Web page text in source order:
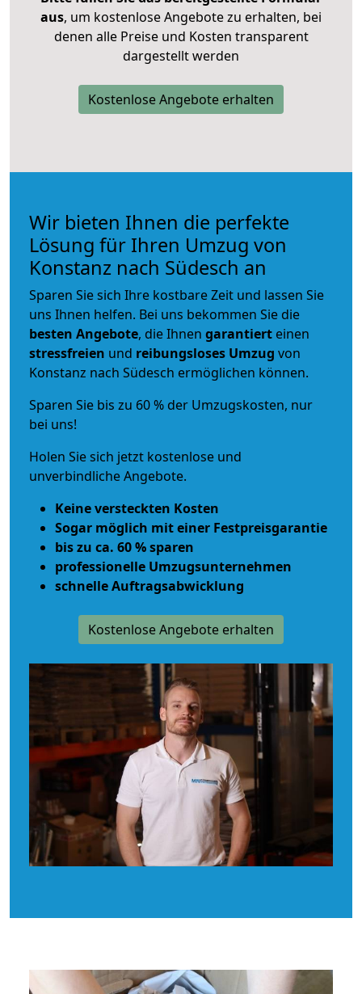
aus, um kostenlose Angebote zu erhalten, bei
denen alle Preise und Kosten transparent
dargestellt werden
Kostenlose Angebote erhalten
Wir bieten Ihnen die perfekte
Lösung für Ihren Umzug von
Konstanz nach Südesch an
Sparen Sie sich Ihre kostbare Zeit und lassen Sie
uns Ihnen helfen. Bei uns bekommen Sie die
besten Angebote, die Ihnen garantiert einen
stressfreien und reibungsloses Umzug von
Konstanz nach Südesch ermöglichen können.
Sparen Sie bis zu 60 % der Umzugskosten, nur
bei uns!
Holen Sie sich jetzt kostenlose und
unverbindliche Angebote.
Keine versteckten Kosten
Sogar möglich mit einer Festpreisgarantie
bis zu ca. 60 % sparen
professionelle Umzugsunternehmen
schnelle Auftragsabwicklung
Kostenlose Angebote erhalten